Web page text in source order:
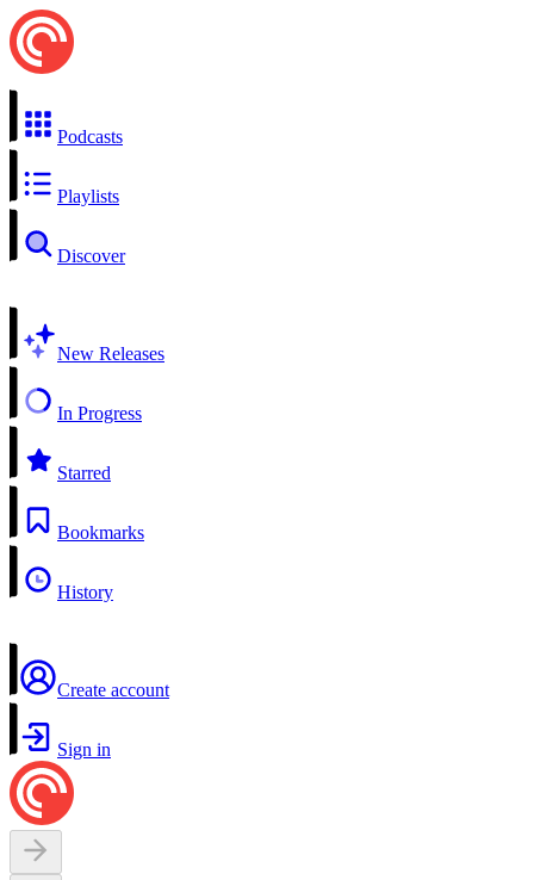
Podcasts
Playlists
Discover
New Releases
In Progress
Starred
Bookmarks
History
Create account
Sign in